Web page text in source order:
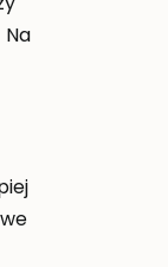
Na